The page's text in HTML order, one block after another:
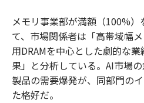
メモリ事業部が満額（100%
て、市場関係者は「高帯域幅
用DRAMを中心とした劇的な
果」と分析している。AI市場
製品の需要爆発が、同部門の
た格好だ。